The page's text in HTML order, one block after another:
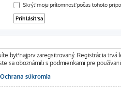
Skrýť moju prítomnosť počas tohoto
byť najprv zaregsitrovaný. Registrácia
sa oboznámili s podmienkami pre
Ochrana súkromia